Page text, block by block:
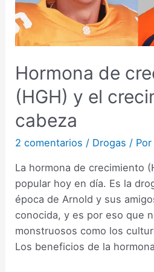
Hormona de
(HGH) y el
cabeza
2 comentarios / Drogas /
La hormona de crecimiento
popular hoy en día. Es la
época de Arnold y sus
conocida, y es por eso que
monstruosos como los
Los beneficios de la